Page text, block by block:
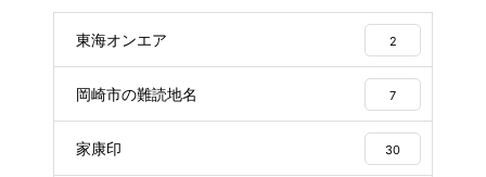
東海オンエア 2
岡崎市の難読地名 7
家康印 30